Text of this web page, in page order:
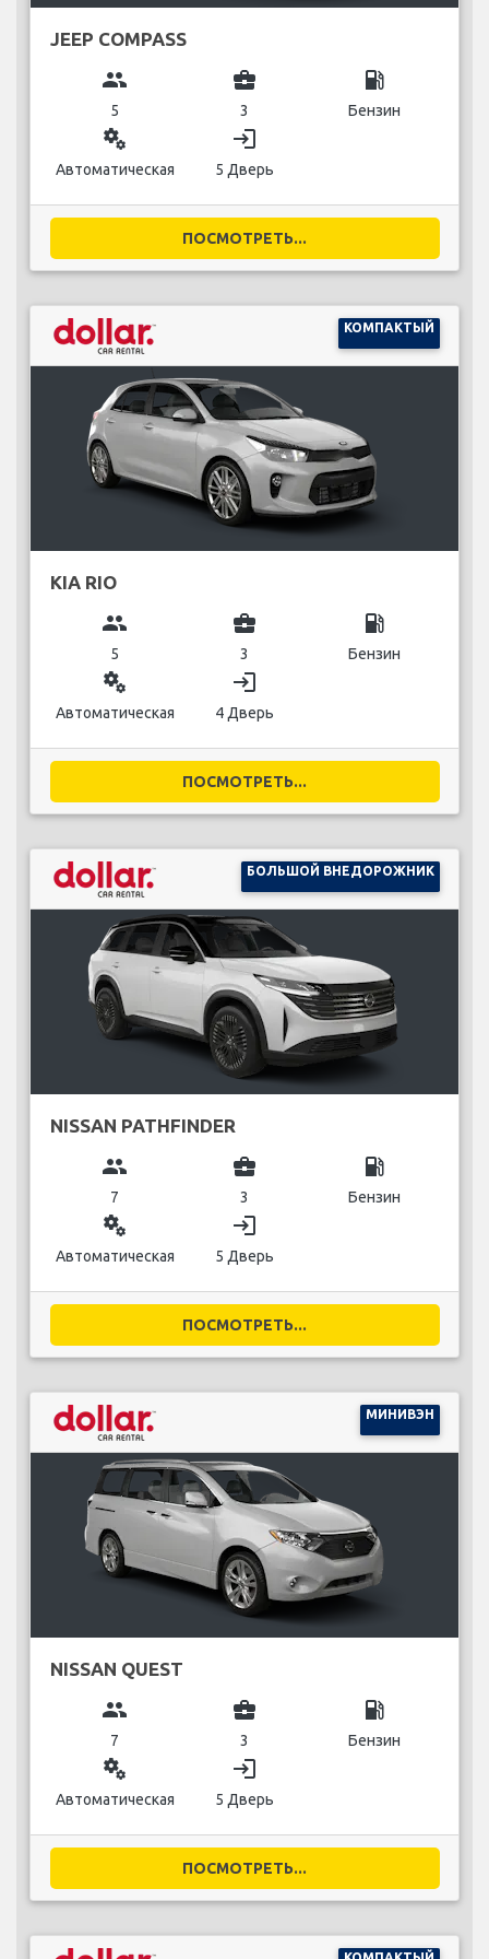
JEEP COMPASS
group
5
business_center
3
local_gas_station
Бензин
miscellaneous_services
Автоматическая
login
5 Дверь
ПОСМОТРЕТЬ...
КОМПАКТЫЙ
KIA RIO
group
5
business_center
3
local_gas_station
Бензин
miscellaneous_services
Автоматическая
login
4 Дверь
ПОСМОТРЕТЬ...
БОЛЬШОЙ ВНЕДОРОЖНИК
NISSAN PATHFINDER
group
7
business_center
3
local_gas_station
Бензин
miscellaneous_services
Автоматическая
login
5 Дверь
ПОСМОТРЕТЬ...
МИНИВЭН
NISSAN QUEST
group
7
business_center
3
local_gas_station
Бензин
miscellaneous_services
Автоматическая
login
5 Дверь
ПОСМОТРЕТЬ...